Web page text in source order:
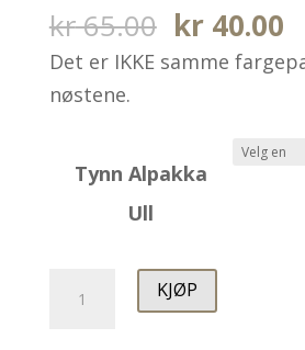
kr65.00
pris
kr40.00
Det er IKKE samme
nøstene.
Tynn Alpakka
Ull
KJØP